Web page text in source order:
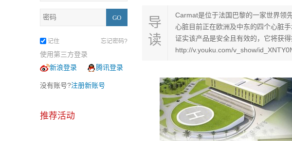
记住 忘记密码?
使用第三方登录
新浪登录
腾讯登录
没有账号?注册新账号
推荐活动
导
读
Carmat是位于法国巴黎的一家世界领
心脏目前正在欧洲及中东的四个心脏
证实该产品是安全且有效的，它将获
http://v.youku.com/v_show/